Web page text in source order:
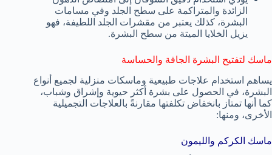
الزائدة والمتراكمة على سطح الجلد وفي مسامات
البشرة، كذلك يعتبر من مقشرات الجلد اللطيفة، فهو
يزيل الخلايا الميتة من سطح البشرة.
ماسك لتفتيح البشرة الجافة والحساسة
يساهم استخدام علاجات طبيعية وماسكات منزلية لجميع أنواع
البشرة، في الحصول على بشرة أكثر حيوية وإشراق وشباب،
كما أنها تمتاز بانخفاض تكلفتها مقارنةً بالعلاجات التجميلية
الأخرى، ومنها:
ماسك الكركم والليمون